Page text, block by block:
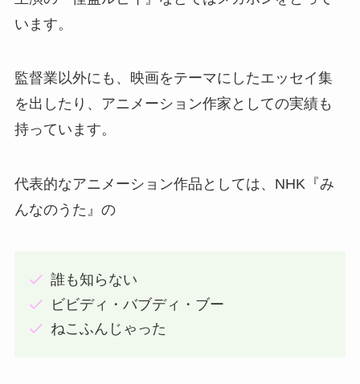
います。
監督業以外にも、映画をテーマにしたエッセイ集
を出したり、アニメーション作家としての実績も
持っています。
代表的なアニメーション作品としては、NHK『み
んなのうた』の
誰も知らない
ビビディ・バブディ・ブー
ねこふんじゃった